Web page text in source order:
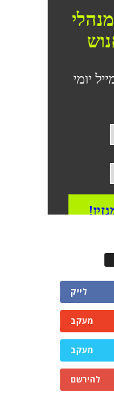
לייק
מעקב
מעקב
להירשם